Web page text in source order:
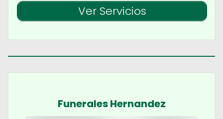
Ver Servicios
Funerales Hernandez